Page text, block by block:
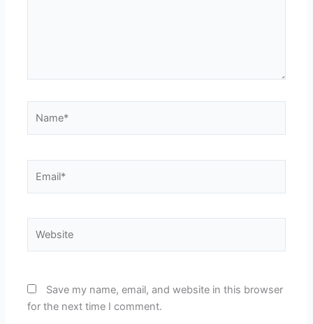
Save my name, email, and website in this browser
for the next time I comment.